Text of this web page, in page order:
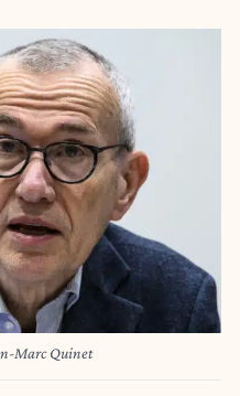
Marc Quinet